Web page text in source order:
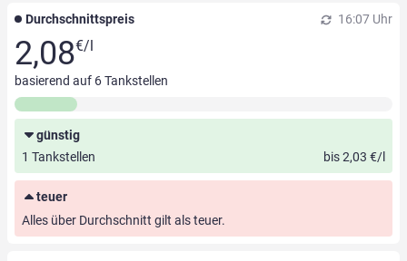
Durchschnittspreis 16:07 Uhr
2,08€/l
basierend auf 6Tankstellen
günstig
1 Tankstellen
bis 2,03 €/l
teuer
Alles über Durchschnitt gilt als teuer.